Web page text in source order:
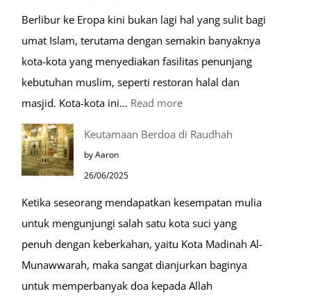
Masjid
Nabawi
Berlibur ke Eropa kini bukan lagi hal yang sulit bagi
umat Islam, terutama dengan semakin banyaknya
kota-kota yang menyediakan fasilitas penunjang
kebutuhan muslim, seperti restoran halal dan
masjid. Kota-kota ini… Read more:
di
Eropa
Keutamaan Berdoa di Raudhah
by Aaron
26/06/2025
Ketika seseorang mendapatkan kesempatan mulia
untuk mengunjungi salah satu kota suci yang
penuh dengan keberkahan, yaitu Kota Madinah Al-
Munawwarah, maka sangat dianjurkan baginya
untuk memperbanyak doa kepada Allah